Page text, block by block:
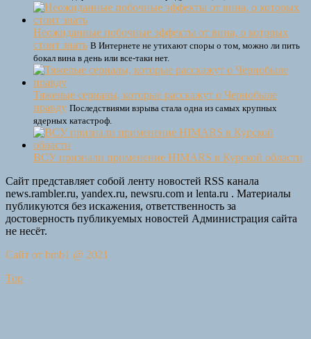
Неожиданные побочные эффекты от вина, о которых
стоит знать В Интернете не утихают споры о том, можно ли пить
бокал вина в день или все-таки нет.
Тяжелые сериалы, которые расскажут о Чернобыле
правду Последствиями взрыва стала одна из самых крупных
ядерных катастроф.
ВСУ признали применение HIMARS в Курской области
Сайт представляет собой ленту новостей RSS канала
news.rambler.ru, yandex.ru, newsru.com и lenta.ru . Материалы
публикуются без искажения, ответственность за
достоверность публикуемых новостей Администрация сайта
не несёт.
Сайт от bmb1 @ 2021
Top